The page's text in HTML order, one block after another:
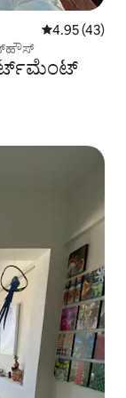
5 ರಲ್ಲಿ 4.95
4.95 (43)